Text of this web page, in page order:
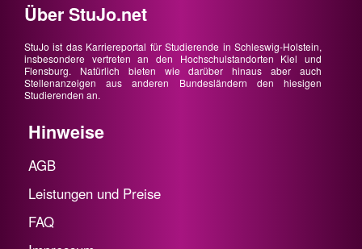
Über StuJo.net
StuJo ist das Karriereportal für Studierende in Schleswig-Holstein,
insbesondere vertreten an den Hochschulstandorten Kiel und
Flensburg. Natürlich bieten wie darüber hinaus aber auch
Stellenanzeigen aus anderen Bundesländern den hiesigen
Studierenden an.
Hinweise
AGB
Leistungen und Preise
FAQ